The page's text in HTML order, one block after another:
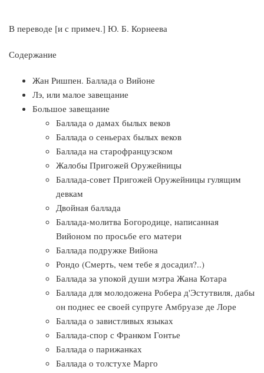
В переводе [и с примеч.] Ю. Б. Корнеева
Содержание
Жан Ришпен. Баллада о Вийоне
Лэ, или малое завещание
Большое завещание
Баллада о дамах былых веков
Баллада о сеньерах былых веков
Баллада на старофранцузском
Жалобы Пригожей Оружейницы
Баллада-совет Пригожей Оружейницы гулящим
девкам
Двойная баллада
Баллада-молитва Богородице, написанная
Вийоном по просьбе его матери
Баллада подружке Вийона
Рондо (Смерть, чем тебе я досадил?..)
Баллада за упокой души мэтра Жана Котара
Баллада для молодожена Робера д'Эстутвиля, дабы
он поднес ее своей супруге Амбруазе де Лоре
Баллада о завистливых языках
Баллада-спор с Франком Гонтье
Баллада о парижанках
Баллада о толстухе Марго